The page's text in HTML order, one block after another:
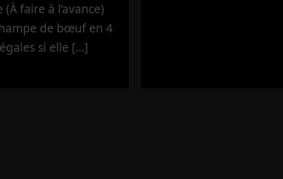
faire à l’avance)
de bœuf en 4
si elle […]